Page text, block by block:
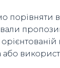
порівняти